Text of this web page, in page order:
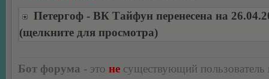
Петергоф - ВК Тайфун перенесена на
(щелкните для просмотра)
Бот форума - это не существующий пользователь